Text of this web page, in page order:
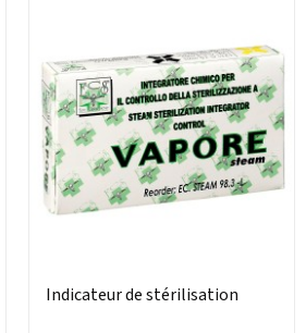
Indicateur de stérilisation